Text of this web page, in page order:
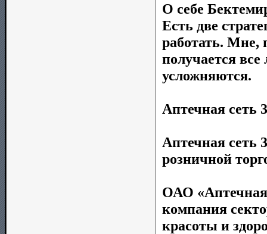
О себе
Есть две
работать. Мне,
получается
усложняются.
Аптечная сеть
Аптечная сеть
розничной
ОАО «Аптечная
компания
красоты и